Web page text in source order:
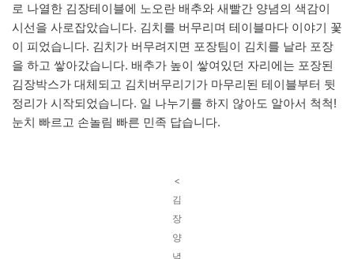
로 나열한 김장테이블에 노오란 배추와 새빨간 양념의 색감이
시선을 사로잡았습니다. 김치를 버무리며 테이블마다 이야기 꽃
이 피었습니다. 김치가 버무려지면 포장팀이 김치를 날라 포장
을 하고 쌓아갔습니다. 배추가 높이 쌓여있던 자리에는 포장된
김장박스가 대체되고 김치버무리기가 마무리된 테이블부터 뒷
정리가 시작되었습니다. 일 나누기를 하지 않아도 알아서 척척!
눈치 빠르고 손놀림 빠른 민족 답습니다.
<
김
장
양
념